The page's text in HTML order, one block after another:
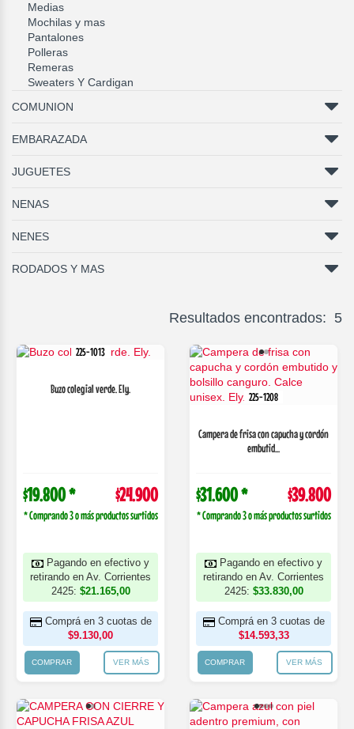
Medias
Mochilas y mas
Pantalones
Polleras
Remeras
Sweaters Y Cardigan
COMUNION
EMBARAZADA
JUGUETES
NENAS
NENES
RODADOS Y MAS
Resultados encontrados: 5
225-1013
Buzo colegial verde. Ely.
$19.800 * $24.900
* Comprando 3 o más productos surtidos
Pagando en efectivo y
retirando en Av. Corrientes
2425: $21.165,00
Comprá en 3 cuotas de
$9.130,00
COMPRAR VER MÁS
225-1208
Campera de frisa con capucha y cordón
embutid...
$31.600 * $39.800
* Comprando 3 o más productos surtidos
Pagando en efectivo y
retirando en Av. Corrientes
2425: $33.830,00
Comprá en 3 cuotas de
$14.593,33
COMPRAR VER MÁS